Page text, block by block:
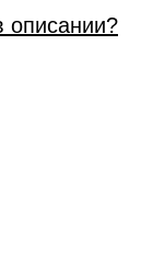
описании?